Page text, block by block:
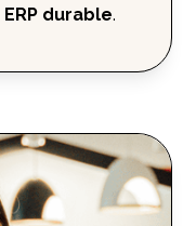
durable.